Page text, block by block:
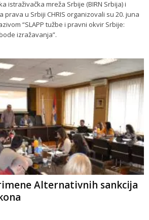
istraživačka mreža Srbije (BIRN Srbija) i
u Srbiji CHRIS organizovali su 20. juna
“SLAPP tužbe i pravni okvir Srbije:
izražavanja”.
Alternativnih sankcija